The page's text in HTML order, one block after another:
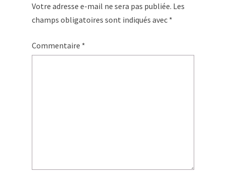
Votre adresse e-mail ne sera pas publiée. Les
champs obligatoires sont indiqués avec *
Commentaire *